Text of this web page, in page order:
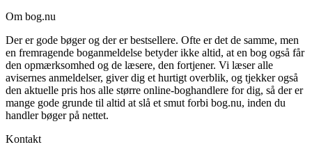
Forlag: Lindhardt og Ringhof
Udgivet: 1. januar 1970
Om bog.nu
Der er gode bøger og der er bestsellere. Ofte er det de samme, men
en fremragende boganmeldelse betyder ikke altid, at en bog også får
den opmærksomhed og de læsere, den fortjener. Vi læser alle
avisernes anmeldelser, giver dig et hurtigt overblik, og tjekker også
den aktuelle pris hos alle større online-boghandlere for dig, så der er
mange gode grunde til altid at slå et smut forbi bog.nu, inden du
handler bøger på nettet.
Kontakt